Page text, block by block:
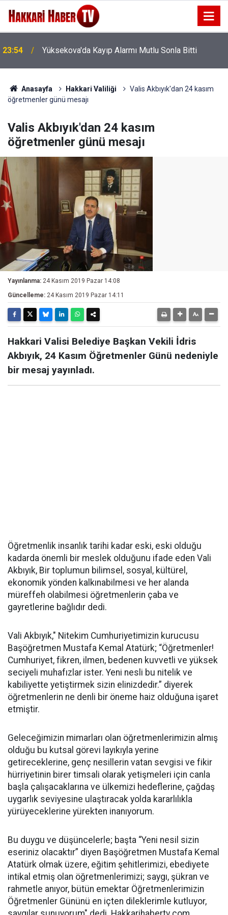
23:54 Yüksekova'da Kayıp Alarmı Mutlu Sonla Bitti
Anasayfa Hakkari Valiliği
Valis Akbıyık'dan 24 kasım
öğretmenler günü mesajı
Valis Akbıyık'dan 24 kasım
öğretmenler günü mesajı
Yayınlanma: 24 Kasım 2019 Pazar 14:08
Güncelleme: 24 Kasım 2019 Pazar 14:11
Hakkari Valisi Belediye Başkan Vekili İdris
Akbıyık, 24 Kasım Öğretmenler Günü nedeniyle
bir mesaj yayınladı.
Öğretmenlik insanlık tarihi kadar eski, eski olduğu
kadarda önemli bir meslek olduğunu ifade eden Vali
Akbıyık, Bir toplumun bilimsel, sosyal, kültürel,
ekonomik yönden kalkınabilmesi ve her alanda
müreffeh olabilmesi öğretmenlerin çaba ve
gayretlerine bağlıdır dedi.
Vali Akbıyık," Nitekim Cumhuriyetimizin kurucusu
Başöğretmen Mustafa Kemal Atatürk; “Öğretmenler!
Cumhuriyet, fikren, ilmen, bedenen kuvvetli ve yüksek
seciyeli muhafızlar ister. Yeni nesli bu nitelik ve
kabiliyette yetiştirmek sizin elinizdedir.” diyerek
öğretmenlerin ne denli bir öneme haiz olduğuna işaret
etmiştir.
Geleceğimizin mimarları olan öğretmenlerimizin almış
olduğu bu kutsal görevi layıkıyla yerine
getireceklerine, genç nesillerin vatan sevgisi ve fikir
hürriyetinin birer timsali olarak yetişmeleri için canla
başla çalışacaklarına ve ülkemizi hedeflerine, çağdaş
uygarlık seviyesine ulaştıracak yolda kararlılıkla
yürüyeceklerine yürekten inanıyorum.
Bu duygu ve düşüncelerle; başta “Yeni nesil sizin
eseriniz olacaktır” diyen Başöğretmen Mustafa Kemal
Atatürk olmak üzere, eğitim şehitlerimizi, ebediyete
intikal etmiş olan öğretmenlerimizi; saygı, şükran ve
rahmetle anıyor, bütün emektar Öğretmenlerimizin
Öğretmenler Gününü en içten dileklerimle kutluyor,